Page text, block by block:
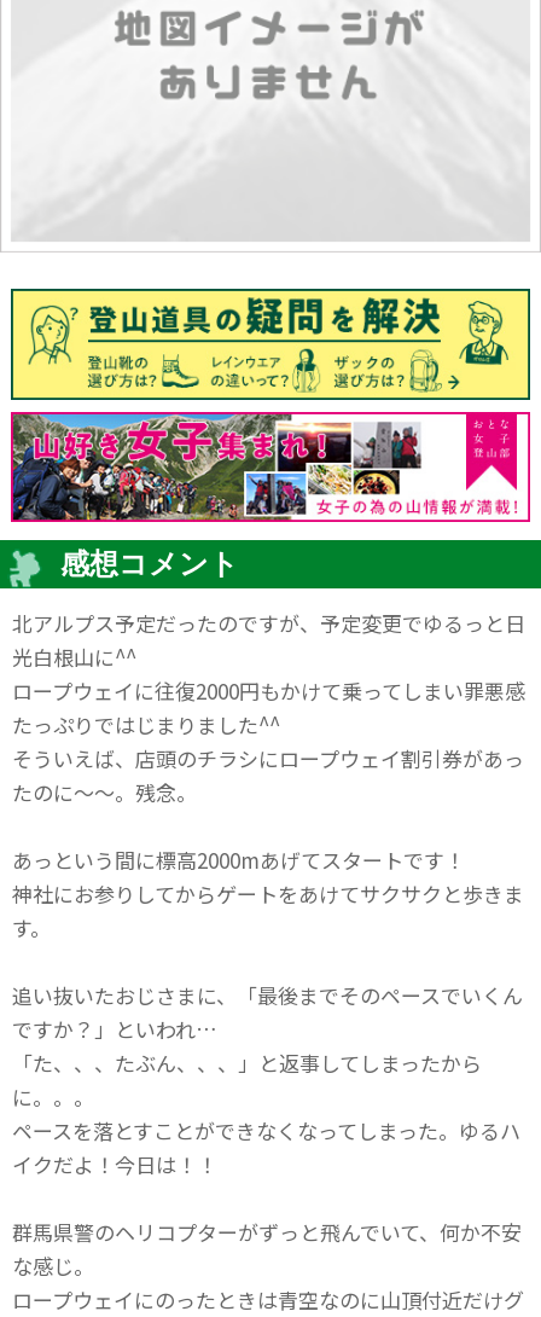
感想コメント
北アルプス予定だったのですが、予定変更でゆるっと日
光白根山に^^
ロープウェイに往復2000円もかけて乗ってしまい罪悪感
たっぷりではじまりました^^
そういえば、店頭のチラシにロープウェイ割引券があっ
たのに～～。残念。
あっという間に標高2000mあげてスタートです！
神社にお参りしてからゲートをあけてサクサクと歩きま
す。
追い抜いたおじさまに、「最後までそのペースでいくん
ですか？」といわれ…
「た、、、たぶん、、、」と返事してしまったから
に。。。
ペースを落とすことができなくなってしまった。ゆるハ
イクだよ！今日は！！
群馬県警のヘリコプターがずっと飛んでいて、何か不安
な感じ。
ロープウェイにのったときは青空なのに山頂付近だけグ